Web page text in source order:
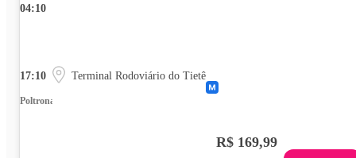
04:10
17:10 Terminal Rodoviário do Tietê
Poltrona
R$ 169,99